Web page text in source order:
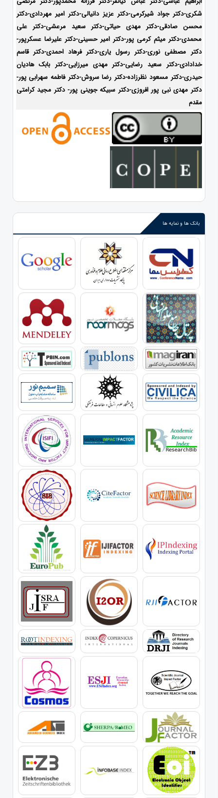
شکری-دکتر جواد شیرکرمی-دکتر عزیز دانیالی-دکتر امیر مهردادی-دکتر
محسن صادقی-دکتر مهدی حیاتی-دکتر سعید مرعشی-دکتر علی
محمدی-دکتر میثم کرمی پور-دکتر امیر حسینی-دکتر علیرضا عسکرپور-
دکتر مصطفی نوری-دکتر رسول یاری-دکتر فرهاد احمدی-دکتر قاسم
خدادادی-دکتر سعید رضایی-دکتر مهدی میرزایی-دکتر بابک هادیان
حیدری-دکتر مسعود نظرزاده-دکتر رضا سروش-دکتر فاطمه سهرابی پور-
دکتر مهدی نبی پور افروزی-دکتر سبیکه جوینی پور- دکتر مجید کرامتی
مقدم
بانک ها و نمایه ها